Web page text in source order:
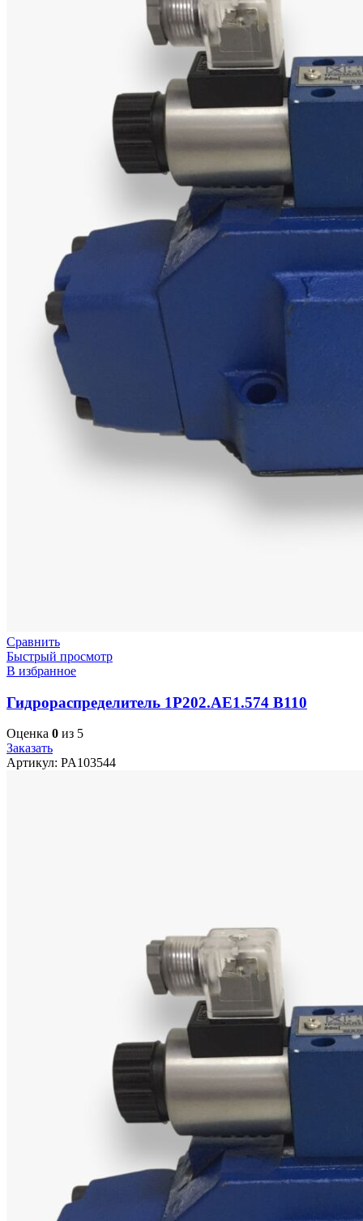
Сравнить
Быстрый просмотр
В избранное
Гидрораспределитель 1Р202.АЕ1.574 В110
Оценка 0 из 5
Заказать
Артикул: PA103544